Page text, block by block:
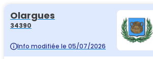
Olargues
34390
Info modifiée le 05/07/2026